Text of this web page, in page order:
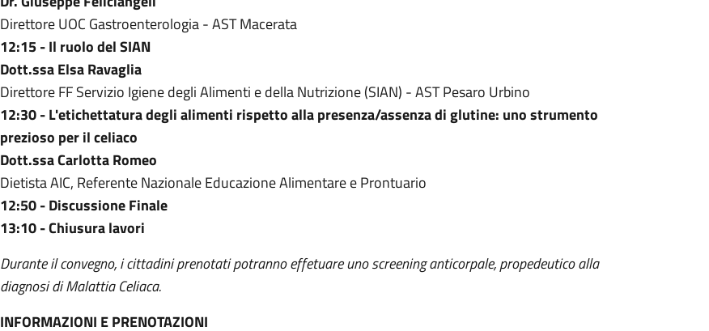
Direttore UOC Gastroenterologia - AST Macerata
12:15 -Il ruolo del SIAN
Dott.ssa Elsa Ravaglia
Direttore FF Servizio Igiene degli Alimenti e della Nutrizione (SIAN) - AST Pesaro Urbino
12:30 -L'etichettatura degli alimenti rispetto alla presenza/assenza di glutine: uno strumento
prezioso per il celiaco
Dott.ssa Carlotta Romeo
Dietista AIC, Referente Nazionale Educazione Alimentare e Prontuario
12:50 - Discussione Finale
13:10 - Chiusura lavori
Durante il convegno, i cittadini prenotati potranno effetuare uno screening anticorpale, propedeutico alla
diagnosi di Malattia Celiaca.
INFORMAZIONI E PRENOTAZIONI